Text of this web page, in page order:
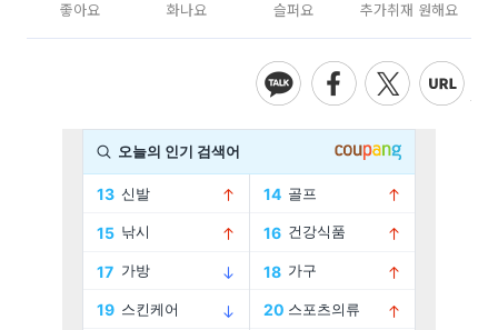
좋아요 화나요 슬퍼요 추가취재 원해요